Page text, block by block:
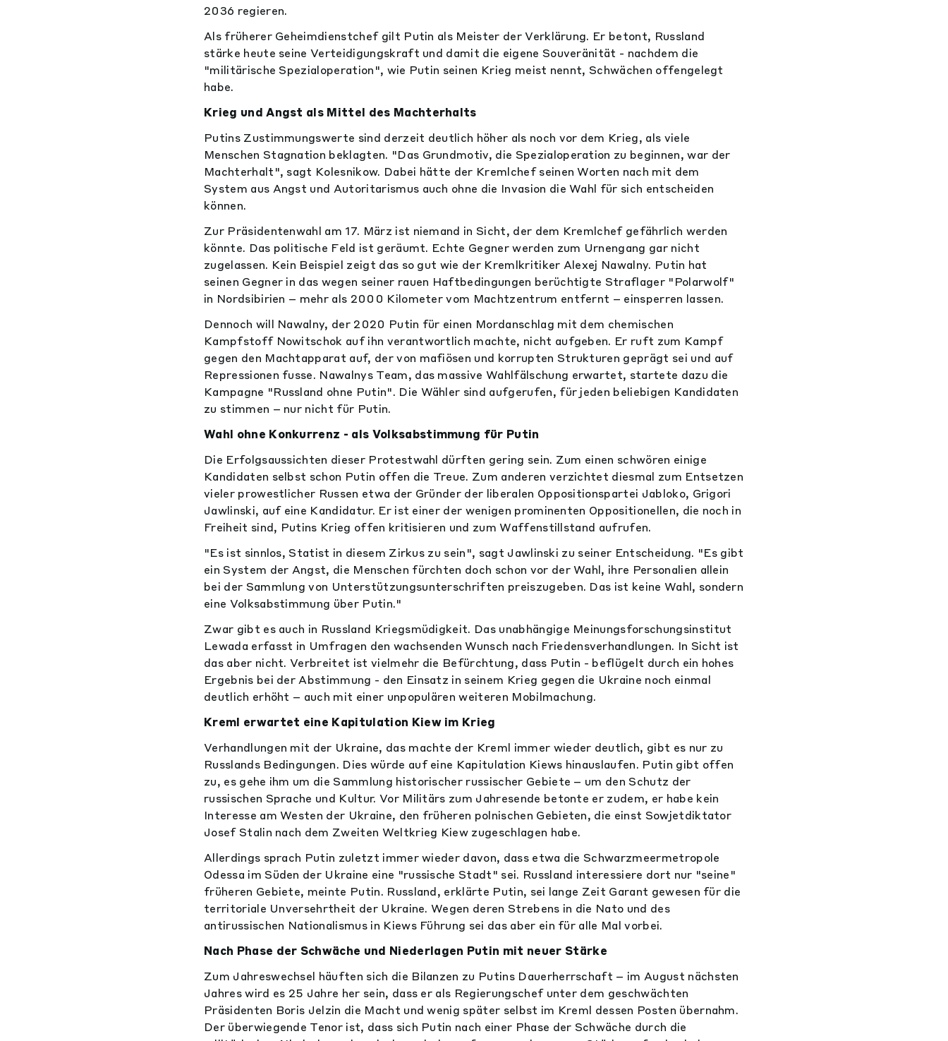
2036 regieren.
Als früherer Geheimdienstchef gilt Putin als Meister der Verklärung. Er betont, Russland
stärke heute seine Verteidigungskraft und damit die eigene Souveränität - nachdem die
"militärische Spezialoperation", wie Putin seinen Krieg meist nennt, Schwächen offengelegt
habe.
Krieg und Angst als Mittel des Machterhalts
Putins Zustimmungswerte sind derzeit deutlich höher als noch vor dem Krieg, als viele
Menschen Stagnation beklagten. "Das Grundmotiv, die Spezialoperation zu beginnen, war der
Machterhalt", sagt Kolesnikow. Dabei hätte der Kremlchef seinen Worten nach mit dem
System aus Angst und Autoritarismus auch ohne die Invasion die Wahl für sich entscheiden
können.
Zur Präsidentenwahl am 17. März ist niemand in Sicht, der dem Kremlchef gefährlich werden
könnte. Das politische Feld ist geräumt. Echte Gegner werden zum Urnengang gar nicht
zugelassen. Kein Beispiel zeigt das so gut wie der Kremlkritiker Alexej Nawalny. Putin hat
seinen Gegner in das wegen seiner rauen Haftbedingungen berüchtigte Straflager "Polarwolf"
in Nordsibirien – mehr als 2000 Kilometer vom Machtzentrum entfernt – einsperren lassen.
Dennoch will Nawalny, der 2020 Putin für einen Mordanschlag mit dem chemischen
Kampfstoff Nowitschok auf ihn verantwortlich machte, nicht aufgeben. Er ruft zum Kampf
gegen den Machtapparat auf, der von mafiösen und korrupten Strukturen geprägt sei und auf
Repressionen fusse. Nawalnys Team, das massive Wahlfälschung erwartet, startete dazu die
Kampagne "Russland ohne Putin". Die Wähler sind aufgerufen, für jeden beliebigen Kandidaten
zu stimmen – nur nicht für Putin.
Wahl ohne Konkurrenz - als Volksabstimmung für Putin
Die Erfolgsaussichten dieser Protestwahl dürften gering sein. Zum einen schwören einige
Kandidaten selbst schon Putin offen die Treue. Zum anderen verzichtet diesmal zum Entsetzen
vieler prowestlicher Russen etwa der Gründer der liberalen Oppositionspartei Jabloko, Grigori
Jawlinski, auf eine Kandidatur. Er ist einer der wenigen prominenten Oppositionellen, die noch in
Freiheit sind, Putins Krieg offen kritisieren und zum Waffenstillstand aufrufen.
"Es ist sinnlos, Statist in diesem Zirkus zu sein", sagt Jawlinski zu seiner Entscheidung. "Es gibt
ein System der Angst, die Menschen fürchten doch schon vor der Wahl, ihre Personalien allein
bei der Sammlung von Unterstützungsunterschriften preiszugeben. Das ist keine Wahl, sondern
eine Volksabstimmung über Putin."
Zwar gibt es auch in Russland Kriegsmüdigkeit. Das unabhängige Meinungsforschungsinstitut
Lewada erfasst in Umfragen den wachsenden Wunsch nach Friedensverhandlungen. In Sicht ist
das aber nicht. Verbreitet ist vielmehr die Befürchtung, dass Putin - beflügelt durch ein hohes
Ergebnis bei der Abstimmung - den Einsatz in seinem Krieg gegen die Ukraine noch einmal
deutlich erhöht – auch mit einer unpopulären weiteren Mobilmachung.
Kreml erwartet eine Kapitulation Kiew im Krieg
Verhandlungen mit der Ukraine, das machte der Kreml immer wieder deutlich, gibt es nur zu
Russlands Bedingungen. Dies würde auf eine Kapitulation Kiews hinauslaufen. Putin gibt offen
zu, es gehe ihm um die Sammlung historischer russischer Gebiete – um den Schutz der
russischen Sprache und Kultur. Vor Militärs zum Jahresende betonte er zudem, er habe kein
Interesse am Westen der Ukraine, den früheren polnischen Gebieten, die einst Sowjetdiktator
Josef Stalin nach dem Zweiten Weltkrieg Kiew zugeschlagen habe.
Allerdings sprach Putin zuletzt immer wieder davon, dass etwa die Schwarzmeermetropole
Odessa im Süden der Ukraine eine "russische Stadt" sei. Russland interessiere dort nur "seine"
früheren Gebiete, meinte Putin. Russland, erklärte Putin, sei lange Zeit Garant gewesen für die
territoriale Unversehrtheit der Ukraine. Wegen deren Strebens in die Nato und des
antirussischen Nationalismus in Kiews Führung sei das aber ein für alle Mal vorbei.
Nach Phase der Schwäche und Niederlagen Putin mit neuer Stärke
Zum Jahreswechsel häuften sich die Bilanzen zu Putins Dauerherrschaft – im August nächsten
Jahres wird es 25 Jahre her sein, dass er als Regierungschef unter dem geschwächten
Präsidenten Boris Jelzin die Macht und wenig später selbst im Kreml dessen Posten übernahm.
Der überwiegende Tenor ist, dass sich Putin nach einer Phase der Schwäche durch die